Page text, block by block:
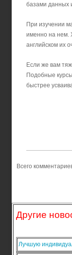
базами данных
При изучении
именно на нем.
английском их
Если же вам
Подобные
быстрее
Всего
Другие
Лучшую